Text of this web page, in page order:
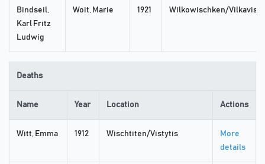
Bindseil,
Karl Fritz
Ludwig
Woit, Marie 1921 Wilkowischken/
Deaths
Name Year Location Actions
Witt, Emma 1912 Wischtiten/Vistytis
More
details